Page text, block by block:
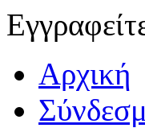
Αρχική